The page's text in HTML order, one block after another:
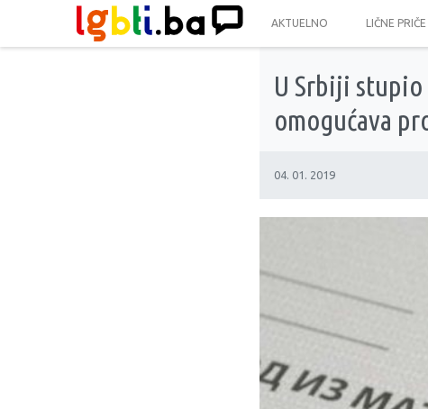
AKTUELNO LIČNE PRIČE
U Srbiji
omogućava
04. 01. 2019